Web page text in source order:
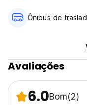
Ônibus de
Avaliações
6.0Bom(2)